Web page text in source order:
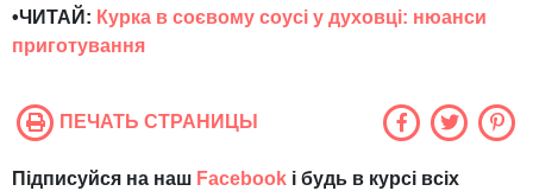
•ЧИТАЙ: Курка в соєвому соусі у духовці: нюанси
приготування
ПЕЧАТЬ СТРАНИЦЫ
Підписуйся на наш Facebook і будь в курсі всіх